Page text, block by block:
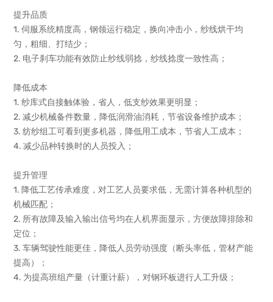
提升品质
1. 伺服系统精度高，钢领运行稳定，换向冲击小，纱线烘干均
匀，粗细、打结少；
2. 电子刹车功能有效防止纱线弱捻，纱线捻度一致性高；
降低成本
1. 纱库式自接触体验，省人，低支纱效果更明显；
2. 减少机械备件数量，降低润滑油消耗，节省设备维护成本；
3. 纺纱组工可看到更多机器，降低用工成本，节省人工成本；
4. 减少品种转换时的人员投入；
提升管理
1. 降低工艺传承难度，对工艺人员要求低，无需计算各种机型的
机械匹配；
2. 所有故障及输入输出信号均在人机界面显示，方便故障排除和
定位；
3. 车辆驾驶性能更佳，降低人员劳动强度（断头率低，管材产能
提高）；
4. 为提高班组产量（计重计薪），对钢环板进行人工升级；